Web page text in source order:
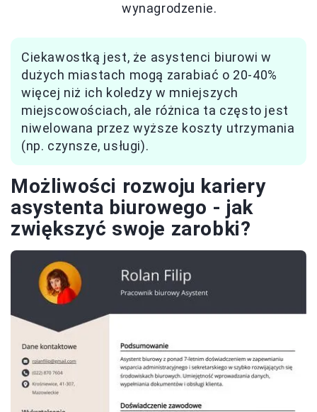
wynagrodzenie.
Ciekawostką jest, że asystenci biurowi w
dużych miastach mogą zarabiać o 20-40%
więcej niż ich koledzy w mniejszych
miejscowościach, ale różnica ta często jest
niwelowana przez wyższe koszty utrzymania
(np. czynsze, usługi).
Możliwości rozwoju kariery
asystenta biurowego - jak
zwiększyć swoje zarobki?